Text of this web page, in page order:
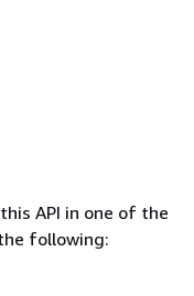
API in one of the
following: